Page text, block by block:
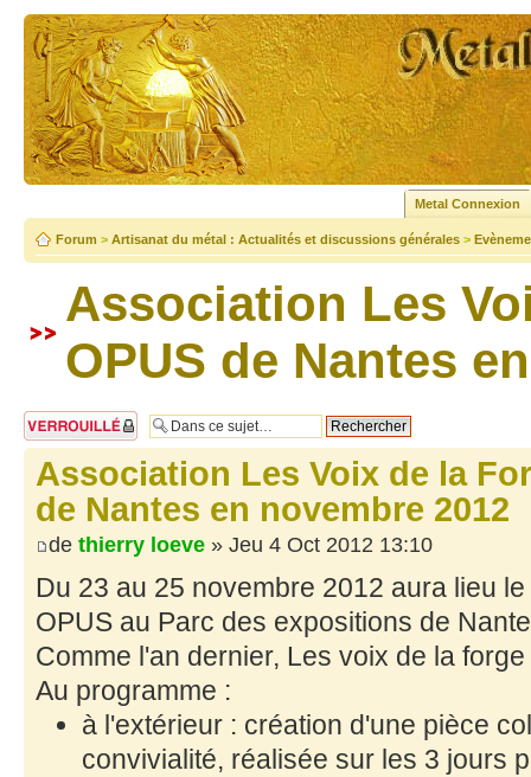
Metal Connexion
Forum > Artisanat du métal : Actualités et discussions générales >
Association Les
OPUS de Nantes
Sujet verrouillé
Association Les Voix de la
de Nantes en novembre 2012
de thierry loeve » Jeu 4 Oct 2012 13:10
Du 23 au 25 novembre 2012 aura lieu
OPUS au Parc des expositions de
Comme l'an dernier, Les voix de la
Au programme :
à l'extérieur : création d'une pièce
convivialité, réalisée sur les 3 jours